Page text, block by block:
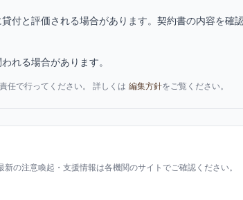
と評価される場合があります。契約書の内容を確
れる場合があります。
任で行ってください。 詳しくは 編集方針をご覧ください。
の注意喚起・支援情報は各機関のサイトでご確認ください。